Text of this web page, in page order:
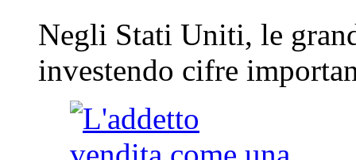
Negli Stati Uniti, le
investendo cifre